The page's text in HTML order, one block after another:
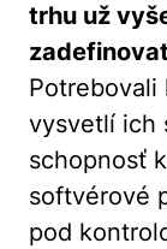
trhu už
Potrebovali
vysvetlí ich
schopnosť
softvérové
pod